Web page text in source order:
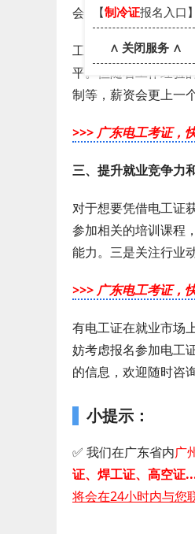
会相对低一些，初级
工作经验和技能水平
平。但随着工作经验
制等，薪资会更上一
>>> 广东电工考证，
三、提升就业竞争力
对于想要凭借电工证
参加相关的培训课程
能力。三是关注行业
>>> 广东电工考证，
有电工证在就业市场
妨考虑报名参加电工
的信息，欢迎随时咨
小提示：
✅ 我们在广东省内广
证 、 焊工证 、 高空证
将会在24小时内与您
【制冷证报名入口】
∧ 关闭服务 ∧